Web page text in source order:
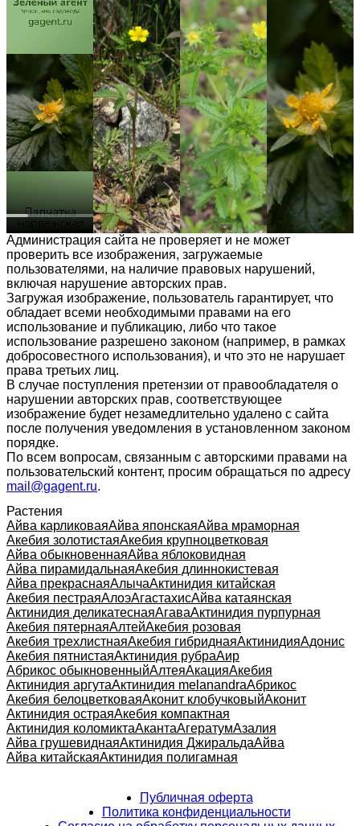
Администрация сайта не проверяет и не может
проверить все изображения, загружаемые
пользователями, на наличие правовых нарушений,
включая нарушение авторских прав.
Загружая изображение, пользователь гарантирует, что
обладает всеми необходимыми правами на его
использование и публикацию, либо что такое
использование разрешено законом (например, в рамках
добросовестного использования), и что это не нарушает
права третьих лиц.
В случае поступления претензии от правообладателя о
нарушении авторских прав, соответствующее
изображение будет незамедлительно удалено с сайта
после получения уведомления в установленном законом
порядке.
По всем вопросам, связанным с авторскими правами на
пользовательский контент, просим обращаться по адресу
mail@gagent.ru.
Растения
Айва карликоваяАйва японскаяАйва мраморная
Акебия золотистаяАкебия крупноцветковая
Айва обыкновеннаяАйва яблоковидная
Айва пирамидальнаяАкебия длиннокистевая
Айва прекраснаяАлычаАктинидия китайская
Акебия пестраяАлоэАгастахисАйва катаянская
Актинидия деликатеснаяАгаваАктинидия пурпурная
Акебия пятернаяАлтейАкебия розовая
Акебия трехлистнаяАкебия гибриднаяАктинидияАдонис
Акебия пятнистаяАктинидия рубраАир
Абрикос обыкновенныйАлтеяАкацияАкебия
Актинидия аргутаАктинидия melanandraАбрикос
Акебия белоцветковаяАконит клобучковыйАконит
Актинидия остраяАкебия компактная
Актинидия коломиктаАкантаАгератумАзалия
Айва грушевиднаяАктинидия ДжиральдаАйва
Айва китайскаяАктинидия полигамная
Публичная оферта
Политика конфиденциальности